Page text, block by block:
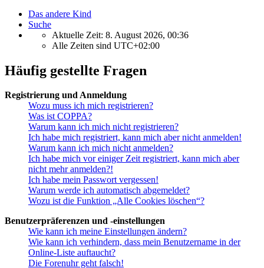
Das andere Kind
Suche
Aktuelle Zeit: 8. August 2026, 00:36
Alle Zeiten sind UTC+02:00
Häufig gestellte Fragen
Registrierung und Anmeldung
Wozu muss ich mich registrieren?
Was ist COPPA?
Warum kann ich mich nicht registrieren?
Ich habe mich registriert, kann mich aber nicht anmelden!
Warum kann ich mich nicht anmelden?
Ich habe mich vor einiger Zeit registriert, kann mich aber
nicht mehr anmelden?!
Ich habe mein Passwort vergessen!
Warum werde ich automatisch abgemeldet?
Wozu ist die Funktion „Alle Cookies löschen“?
Benutzerpräferenzen und -einstellungen
Wie kann ich meine Einstellungen ändern?
Wie kann ich verhindern, dass mein Benutzername in der
Online-Liste auftaucht?
Die Forenuhr geht falsch!